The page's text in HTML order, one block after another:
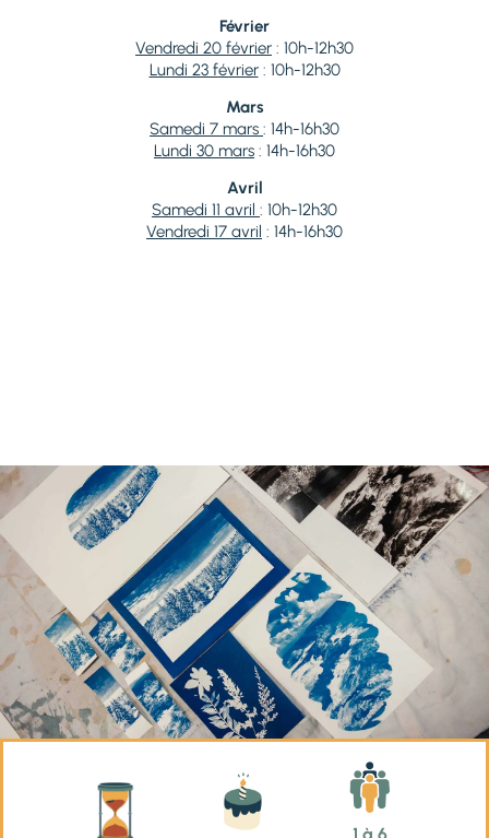
Février
Vendredi 20 février : 10h-12h30
Lundi 23 février: 10h-12h30
Mars
Samedi 7 mars : 14h-16h30
Lundi 30 mars : 14h-16h30
Avril
Samedi 11 avril : 10h-12h30
Vendredi 17 avril : 14h-16h30